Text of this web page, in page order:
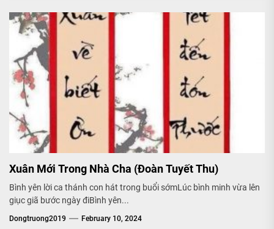
Xuân Mới Trong Nhà Cha (Đoàn Tuyết Thu)
Bình yên lời ca thánh con hát trong buổi sớmLúc bình minh vừa lên
giục giã bước ngày điBình yên...
Dongtruong2019 February 10, 2024